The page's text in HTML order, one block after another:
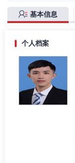
基本信息
个人档案